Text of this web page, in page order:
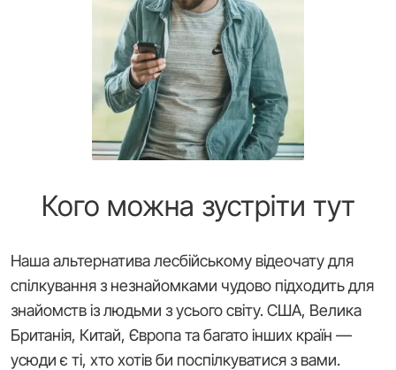
Кого можна зустріти тут
Наша альтернатива лесбійському відеочату для
спілкування з незнайомками чудово підходить для
знайомств із людьми з усього світу. США, Велика
Британія, Китай, Європа та багато інших країн —
усюди є ті, хто хотів би поспілкуватися з вами.